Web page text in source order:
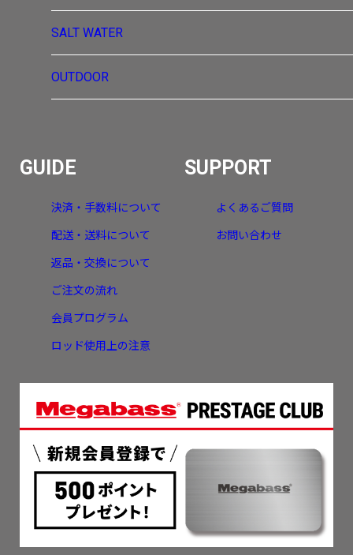
SALT WATER
OUTDOOR
GUIDE
決済・手数料について
配送・送料について
返品・交換について
ご注文の流れ
会員プログラム
ロッド使用上の注意
SUPPORT
よくあるご質問
お問い合わせ